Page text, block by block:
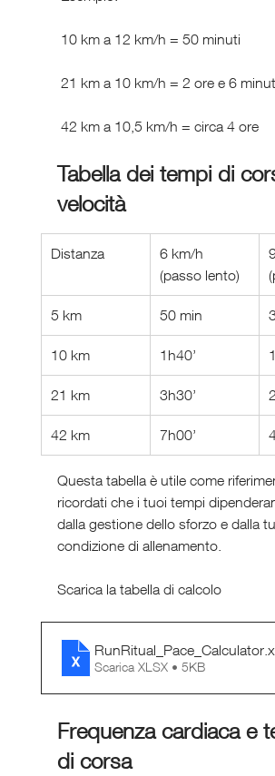
10 km a 12 km/h = 50 minuti
21 km a 10 km/h = 2 ore e 6
42 km a 10,5 km/h = circa 4 ore
Tabella dei tempi di
velocità
Distanza
6 km/h
(passo lento)
5 km 50 min
10 km 1h40’
21 km 3h30’
42 km 7h00’
Questa tabella è utile come
ricordati che i tuoi tempi
dalla gestione dello sforzo e dalla
condizione di allenamento.
Scarica la tabella di calcolo
RunRitual_Pace_Calculator
Scarica XLSX • 5KB
Frequenza cardiaca e
di corsa